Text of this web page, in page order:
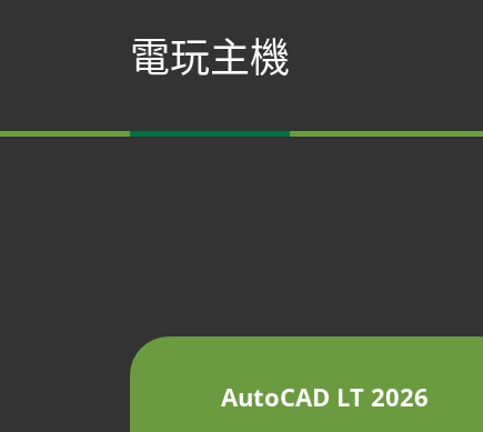
電玩主機
AutoCAD LT 2026